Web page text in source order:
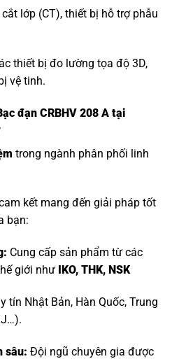
lớp (CT), thiết bị hỗ trợ phẫu
thiết bị đo lường tọa độ 3D,
vệ tinh.
đạn CRBHV 208 A tại
trong ngành phân phối linh
kết mang đến giải pháp tốt
bạn:
Cung cấp sản phẩm từ các
giới như IKO, THK, NSK
tín Nhật Bản, Hàn Quốc, Trung
sâu: Đội ngũ chuyên gia được